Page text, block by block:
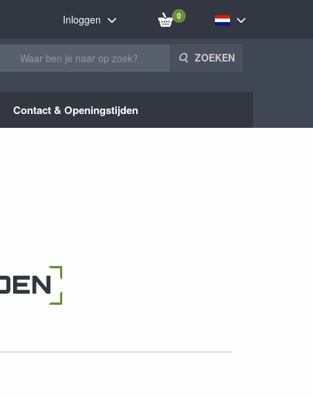
Inloggen 0
ZOEKEN
Contact & Openingstijden